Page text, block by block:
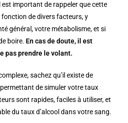
est important de rappeler que cette
de divers facteurs, y
général, votre métabolisme, et si
boire. En cas de doute, il est
pas prendre le volant.
sachez qu’il existe de
de simuler votre taux
sont rapides, faciles à utiliser, et
du taux d’alcool dans votre sang.